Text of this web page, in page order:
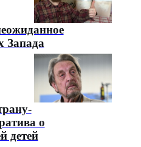
Запада
о
детей